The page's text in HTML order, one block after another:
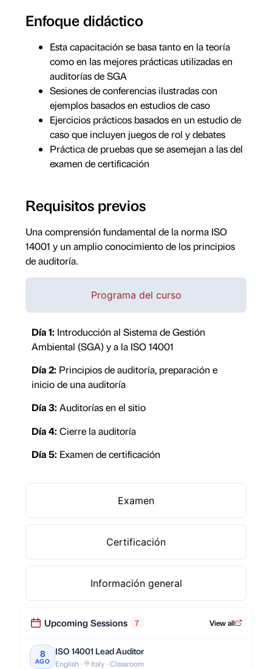
Upcoming Sessions 7 View all
8
AGO
ISO 14001 Lead Auditor
English · Italy · Classroom
Enfoque didáctico
Esta capacitación se basa tanto en la teoría
como en las mejores prácticas utilizadas en
auditorías de SGA
Sesiones de conferencias ilustradas con
ejemplos basados en estudios de caso
Ejercicios prácticos basados en un estudio de
caso que incluyen juegos de rol y debates
Práctica de pruebas que se asemejan a las del
examen de certificación
Requisitos previos
Una comprensión fundamental de la norma ISO
14001 y un amplio conocimiento de los principios
de auditoría.
Programa del curso
Examen
Certificación
Información general
Día 1: Introducción al Sistema de Gestión
Ambiental (SGA) y a la ISO 14001
Día 2: Principios de auditoría, preparación e
inicio de una auditoría
Día 3: Auditorías en el sitio
Día 4: Cierre la auditoría
Día 5: Examen de certificación